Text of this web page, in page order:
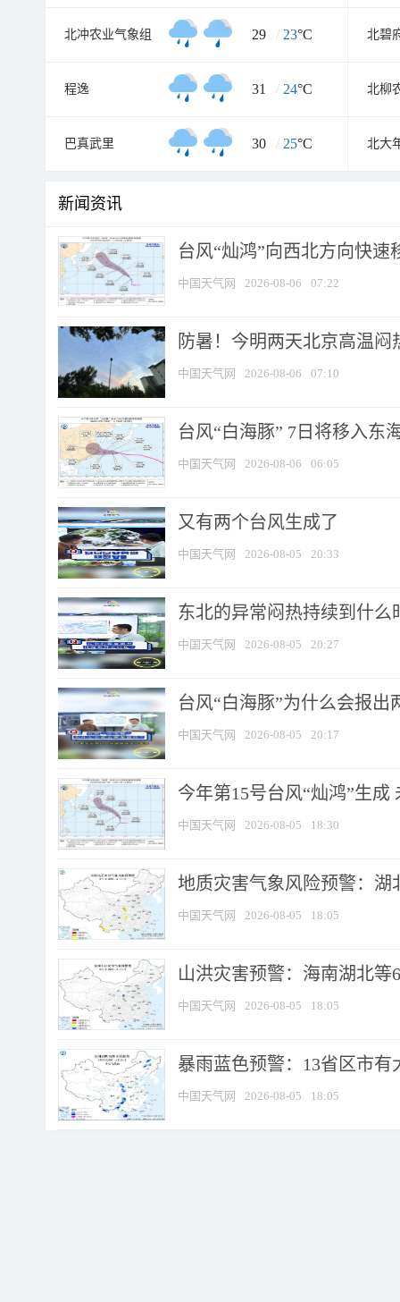
北冲农业气象组 29 / 23°C 北碧
程逸 31 / 24°C 北柳
巴真武里 30 / 25°C 北大
新闻资讯
台风“灿鸿”向西北方向快
中国天气网 2026-08-06 07:22
防暑！今明两天北京高温
中国天气网 2026-08-06 07:10
台风“白海豚” 7日将移入东
中国天气网 2026-08-06 06:05
又有两个台风生成了
中国天气网 2026-08-05 20:33
东北的异常闷热持续到什么
中国天气网 2026-08-05 20:27
台风“白海豚”为什么会报出
中国天气网 2026-08-05 20:17
今年第15号台风“灿鸿”生成
中国天气网 2026-08-05 18:30
地质灾害气象风险预警：湖
中国天气网 2026-08-05 18:05
山洪灾害预警：海南湖北
中国天气网 2026-08-05 18:05
暴雨蓝色预警：13省区市
中国天气网 2026-08-05 18:05